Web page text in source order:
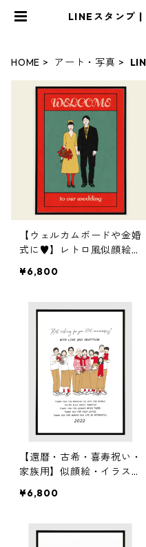
LINEスタンプ
HOME アート・写真
【ウェルカムボードや金婚
式に♥】レトロ風似顔絵・
ーカー画）
¥6,800
【還暦・古希・喜寿祝い・
家族用】似顔絵・イラスト
画）
¥6,800